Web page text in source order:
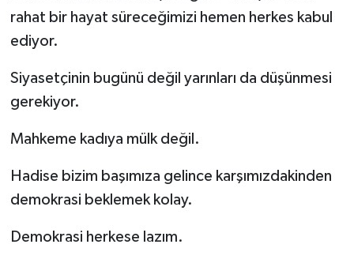
rahat bir hayat süreceğimizi hemen herkes kabul
ediyor.
Siyasetçinin bugünü değil yarınları da düşünmesi
gerekiyor.
Mahkeme kadıya mülk değil.
Hadise bizim başımıza gelince karşımızdakinden
demokrasi beklemek kolay.
Demokrasi herkese lazım.